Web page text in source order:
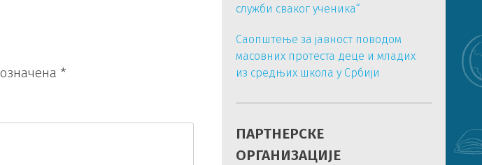
*
служби сваког ученика“
Саопштење за јавност поводом
масовних протеста деце и младих
из средњих школа у Србији
ПАРТНЕРСКЕ
ОРГАНИЗАЦИЈЕ